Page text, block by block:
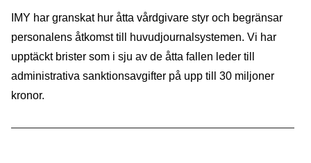
IMY har granskat hur åtta vårdgivare styr och begränsar
personalens åtkomst till huvudjournalsystemen. Vi har
upptäckt brister som i sju av de åtta fallen leder till
administrativa sanktionsavgifter på upp till 30 miljoner
kronor.